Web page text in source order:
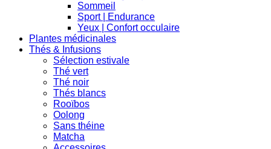
Sommeil
Sport | Endurance
Yeux | Confort occulaire
Plantes médicinales
Thés & Infusions
Sélection estivale
Thé vert
Thé noir
Thés blancs
Rooïbos
Oolong
Sans théine
Matcha